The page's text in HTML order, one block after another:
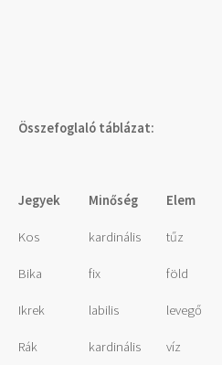
Összefoglaló táblázat:
Jegyek Minőség Elem
Kos kardinális tűz
Bika fix föld
Ikrek labilis levegő
Rák kardinális víz